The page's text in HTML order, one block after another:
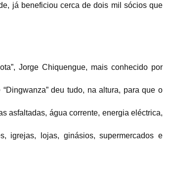
já beneficiou cerca de dois mil sócios que
Jorge Chiquengue, mais conhecido por
deu tudo, na altura, para que o
asfaltadas, água corrente, energia eléctrica,
igrejas, lojas, ginásios, supermercados e